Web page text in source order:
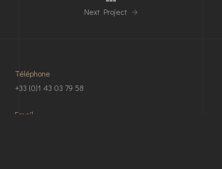
Next Project
Téléphone
+33 (0)1 43 03 79 58
Email